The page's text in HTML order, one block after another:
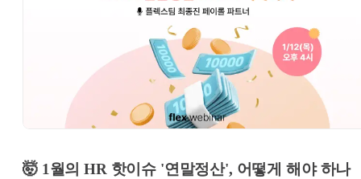
🤯 1월의 HR 핫이슈 '연말정산', 어떻게 해야 하나